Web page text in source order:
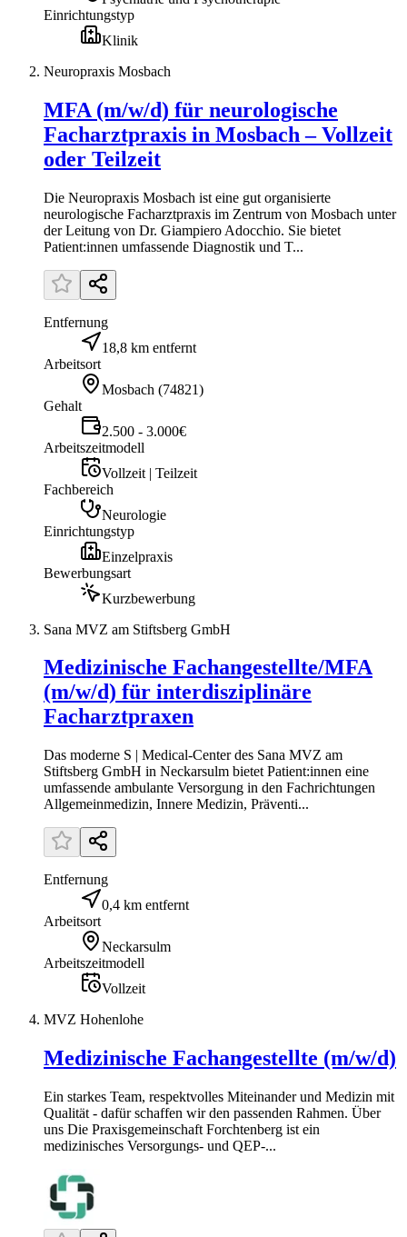
Einrichtungstyp
Klinik
Neuropraxis Mosbach
MFA (m/w/d) für neurologische
Facharztpraxis in Mosbach – Vollzeit
oder Teilzeit
Die Neuropraxis Mosbach ist eine gut organisierte
neurologische Facharztpraxis im Zentrum von Mosbach unter
der Leitung von Dr. Giampiero Adocchio. Sie bietet
Patient:innen umfassende Diagnostik und T...
Entfernung
18,8 km entfernt
Arbeitsort
Mosbach (74821)
Gehalt
2.500 - 3.000€
Arbeitszeitmodell
Vollzeit | Teilzeit
Fachbereich
Neurologie
Einrichtungstyp
Einzelpraxis
Bewerbungsart
Kurzbewerbung
Sana MVZ am Stiftsberg GmbH
Medizinische Fachangestellte/MFA
(m/w/d) für interdisziplinäre
Facharztpraxen
Das moderne S | Medical-Center des Sana MVZ am
Stiftsberg GmbH in Neckarsulm bietet Patient:innen eine
umfassende ambulante Versorgung in den Fachrichtungen
Allgemeinmedizin, Innere Medizin, Präventi...
Entfernung
0,4 km entfernt
Arbeitsort
Neckarsulm
Arbeitszeitmodell
Vollzeit
MVZ Hohenlohe
Medizinische Fachangestellte (m/w/d)
Ein starkes Team, respektvolles Miteinander und Medizin mit
Qualität - dafür schaffen wir den passenden Rahmen. Über
uns Die Praxisgemeinschaft Forchtenberg ist ein
medizinisches Versorgungs- und QEP-...